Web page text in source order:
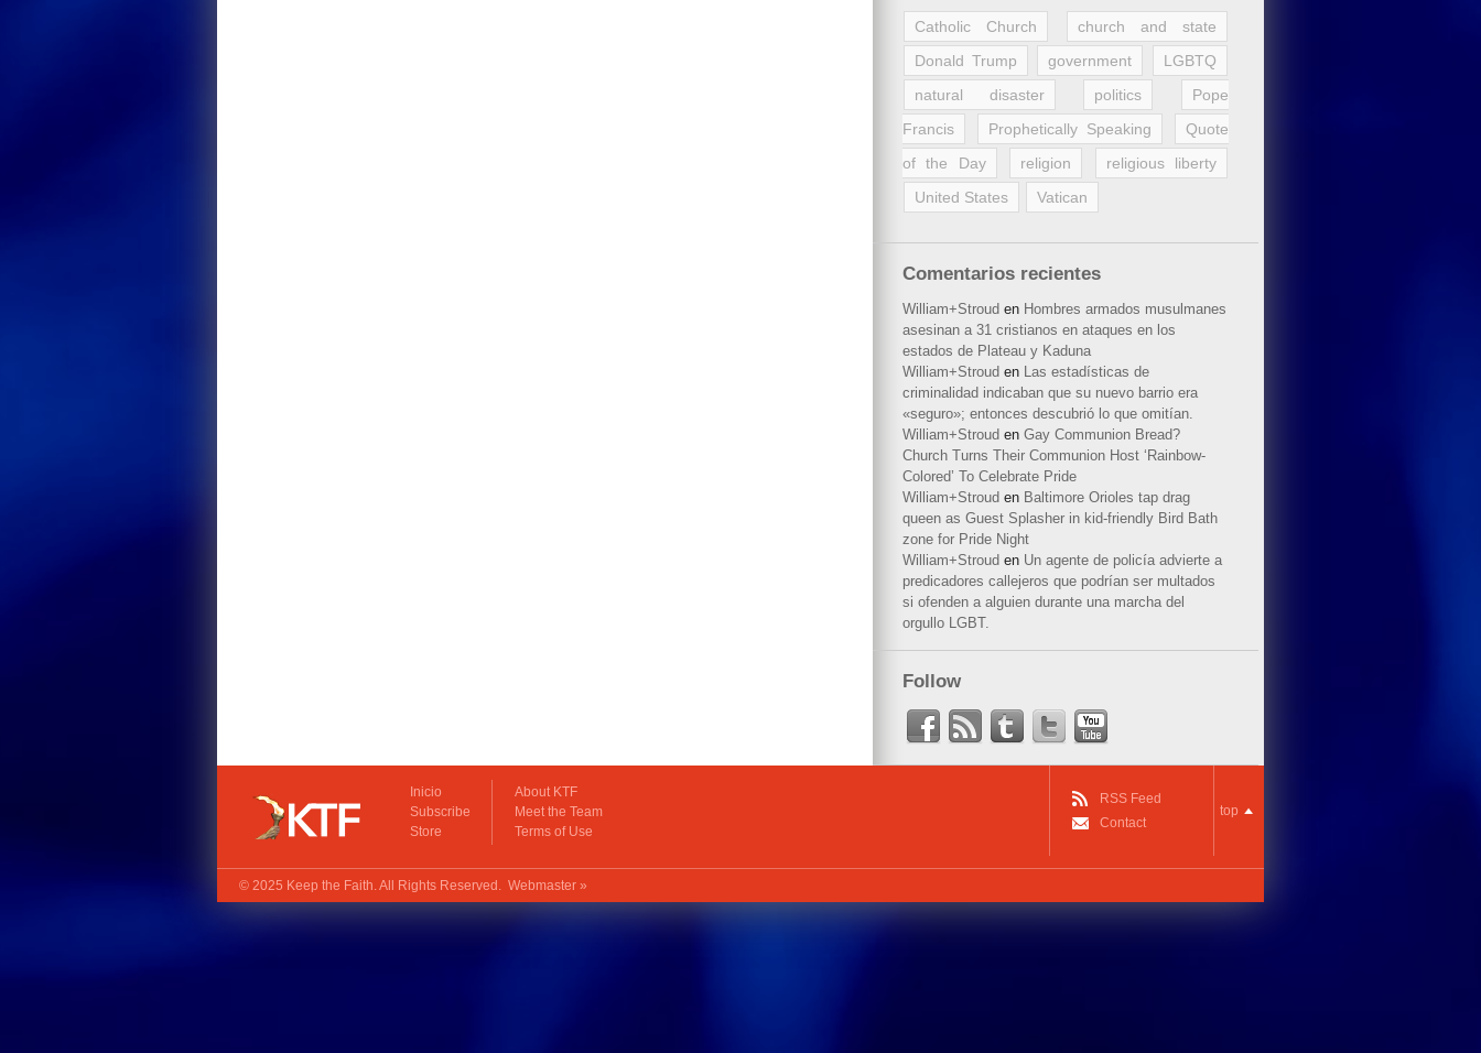
Catholic Church
church and state
Donald Trump
government
LGBTQ
natural disaster
politics
Pope
Francis
Prophetically Speaking
Quote
of the Day
religion
religious liberty
United States
Vatican
Comentarios recientes
William+Stroud en Hombres armados musulmanes
asesinan a 31 cristianos en ataques en los
estados de Plateau y Kaduna
William+Stroud en Las estadísticas de
criminalidad indicaban que su nuevo barrio era
«seguro»; entonces descubrió lo que omitían.
William+Stroud en Gay Communion Bread?
Church Turns Their Communion Host ‘Rainbow-
Colored’ To Celebrate Pride
William+Stroud en Baltimore Orioles tap drag
queen as Guest Splasher in kid-friendly Bird Bath
zone for Pride Night
William+Stroud en Un agente de policía advierte a
predicadores callejeros que podrían ser multados
si ofenden a alguien durante una marcha del
orgullo LGBT.
Follow
Inicio
Subscribe
Store
About KTF
Meet the Team
Terms of Use
RSS Feed
Contact
top
© 2025 Keep the Faith. All Rights Reserved. Webmaster »